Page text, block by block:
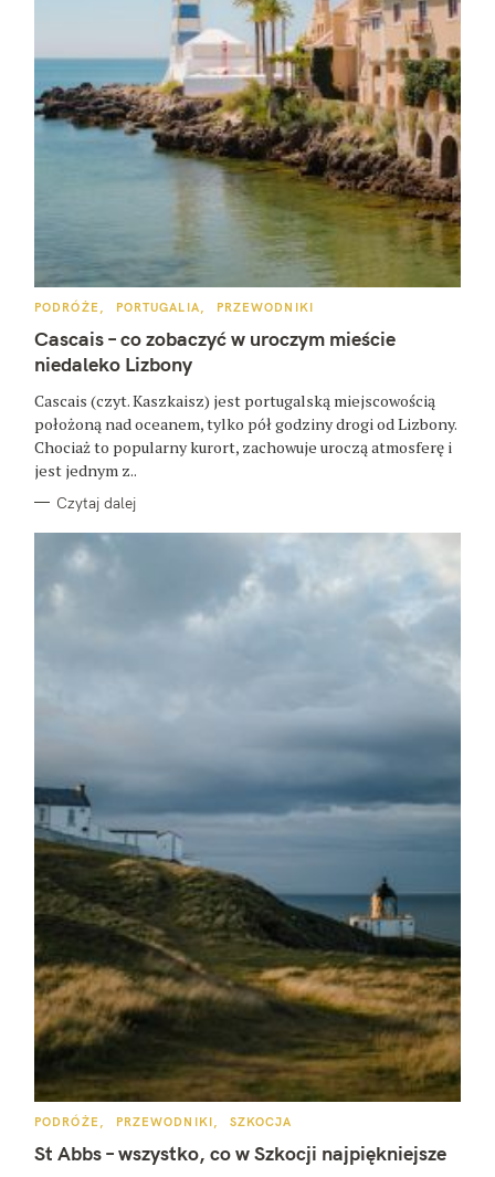
K
T
E
G
O
I
E
PODRÓŻE PORTUGALIA PRZEWODNIKI
Cascais – co zobaczyć w uroczym mieście
niedaleko Lizbony
Cascais (czyt. Kaszkaisz) jest portugalską miejscowością
położoną nad oceanem, tylko pół godziny drogi od Lizbony.
Chociaż to popularny kurort, zachowuje uroczą atmosferę i
jest jednym z..
Czytaj dalej
K
T
E
PODRÓŻE PRZEWODNIKI SZKOCJA
St Abbs – wszystko, co w Szkocji najpiękniejsze